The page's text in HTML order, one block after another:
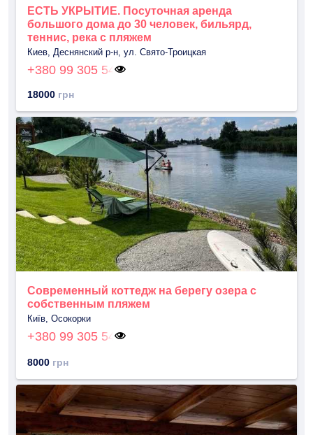
ЕСТЬ УКРЫТИЕ. Посуточная аренда
большого дома до 30 человек, бильярд,
теннис, река с пляжем
Киев, Деснянский р-н, ул. Свято-Троицкая
+380 99 305 54
18000 грн
Современный коттедж на берегу озера с
собственным пляжем
Київ, Осокорки
+380 99 305 54
8000 грн